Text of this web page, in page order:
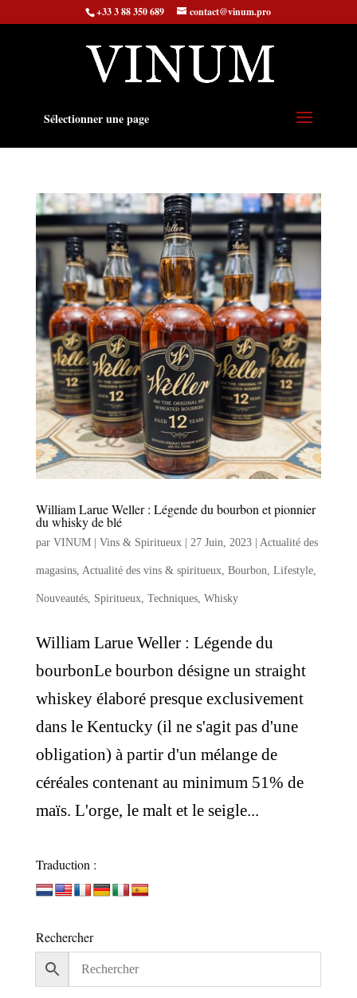
+33 3 88 350 689 contact@vinum.pro
Sélectionner une page
William Larue Weller : Légende du bourbon et pionnier
du whisky de blé
par VINUM | Vins & Spiritueux| 27 Juin, 2023| Actualité des
magasins, Actualité des vins & spiritueux, Bourbon, Lifestyle,
Nouveautés, Spiritueux, Techniques, Whisky
William Larue Weller : Légende du
bourbonLe bourbon désigne un straight
whiskey élaboré presque exclusivement
dans le Kentucky (il ne s'agit pas d'une
obligation) à partir d'un mélange de
céréales contenant au minimum 51% de
maïs. L'orge, le malt et le seigle...
Traduction :
Rechercher